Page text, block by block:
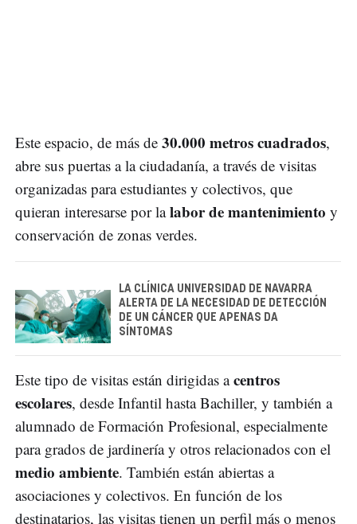
Este espacio, de más de 30.000 metros cuadrados,
abre sus puertas a la ciudadanía, a través de visitas
organizadas para estudiantes y colectivos, que
quieran interesarse por lalabor de mantenimiento y
conservación de zonas verdes.
LA CLÍNICA UNIVERSIDAD DE NAVARRA
ALERTA DE LA NECESIDAD DE DETECCIÓN
DE UN CÁNCER QUE APENAS DA
SÍNTOMAS
Este tipo de visitas están dirigidas acentros
escolares, desde Infantil hasta Bachiller, y también a
alumnado de Formación Profesional, especialmente
para grados de jardinería y otros relacionados con el
medio ambiente. También están abiertas a
asociaciones y colectivos. En función de los
destinatarios, las visitas tienen un perfil más o menos